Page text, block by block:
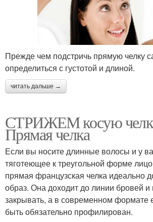
Прежде чем подстричь прямую челку
определиться с густотой и длиной.
читать дальше →
СТРИЖЕМ косую
Прямая челка
Если вы носите длинные волосы и у
тяготеющее к треугольной форме
прямая французская челка идеально
образ. Она доходит до линии бровей и
закрывать, а в современном формате
быть обязательно профилирован.